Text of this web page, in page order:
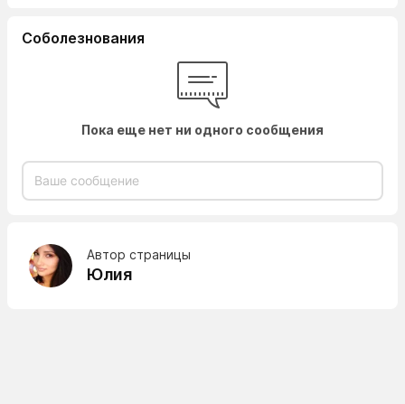
Соболезнования
Пока еще нет ни одного сообщения
Автор страницы
Юлия